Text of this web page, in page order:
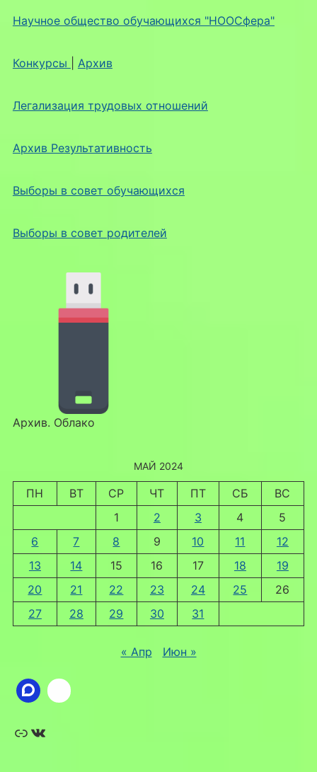
Научное общество обучающихся "НООСфера"
Конкурсы Архив
Легализация трудовых отношений
Архив Результативность
Выборы в совет обучающихся
Выборы в совет родителей
Архив. Облако
МАЙ 2024
ПН ВТ СР ЧТ ПТ СБ
ВС
1
2 3 4
5
6
7 8 9 10 11
12
13
14 15 16 17 18
19
20
21 22 23 24 25
26
27
28 29 30 31
« Апр Июн »